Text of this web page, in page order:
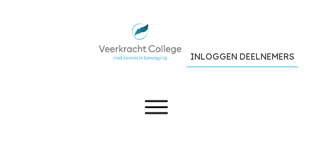
INLOGGEN DEELNEMERS